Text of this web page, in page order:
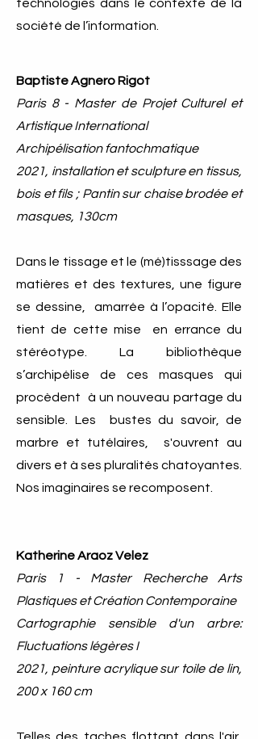
technologies dans le contexte de la
société de l’information.
Baptiste Agnero Rigot
Paris 8 - Master de Projet Culturel et
Artistique International
Archipélisation fantochmatique
2021, installation et sculpture en tissus,
bois et fils ; Pantin sur chaise brodée et
masques, 130cm
Dans le tissage et le (mé)tisssage des
matières et des textures, une figure
se dessine, amarrée à l’opacité. Elle
tient de cette mise en errance du
stéréotype. La bibliothèque
s’archipélise de ces masques qui
procèdent à un nouveau partage du
sensible. Les bustes du savoir, de
marbre et tutélaires, s'ouvrent au
divers et à ses pluralités chatoyantes.
Nos imaginaires se recomposent.
Katherine Araoz Velez
Paris 1 - Master Recherche Arts
Plastiques et Création Contemporaine
Cartographie sensible d'un arbre:
Fluctuations légères I
2021, peinture acrylique sur toile de lin,
200 x 160 cm